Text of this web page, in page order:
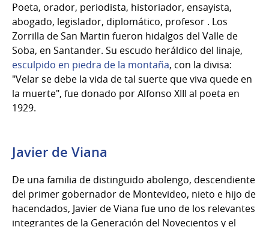
Poeta, orador, periodista, historiador, ensayista,
abogado, legislador, diplomático, profesor . Los
Zorrilla de San Martin fueron hidalgos del Valle de
Soba, en Santander. Su escudo heráldico del linaje,
esculpido en piedra de la montaña, con la divisa:
"Velar se debe la vida de tal suerte que viva quede en
la muerte", fue donado por Alfonso XIII al poeta en
1929.
Javier de Viana
De una familia de distinguido abolengo, descendiente
del primer gobernador de Montevideo, nieto e hijo de
hacendados, Javier de Viana fue uno de los relevantes
integrantes de la Generación del Novecientos y el